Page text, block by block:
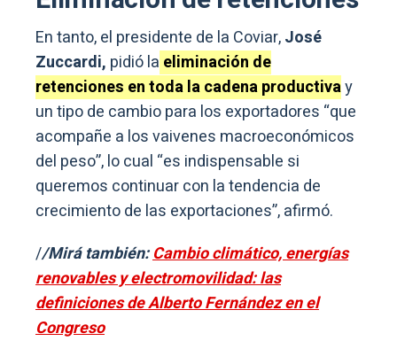
En tanto, el presidente de la Coviar,José
Zuccardi, pidió la eliminación de
retenciones en toda la cadena productivay
un tipo de cambio para los exportadores “que
acompañe a los vaivenes macroeconómicos
del peso”, lo cual “es indispensable si
queremos continuar con la tendencia de
crecimiento de las exportaciones”, afirmó.
//Mirá también:Cambio climático, energías
renovables y electromovilidad: las
definiciones de Alberto Fernández en el
Congreso